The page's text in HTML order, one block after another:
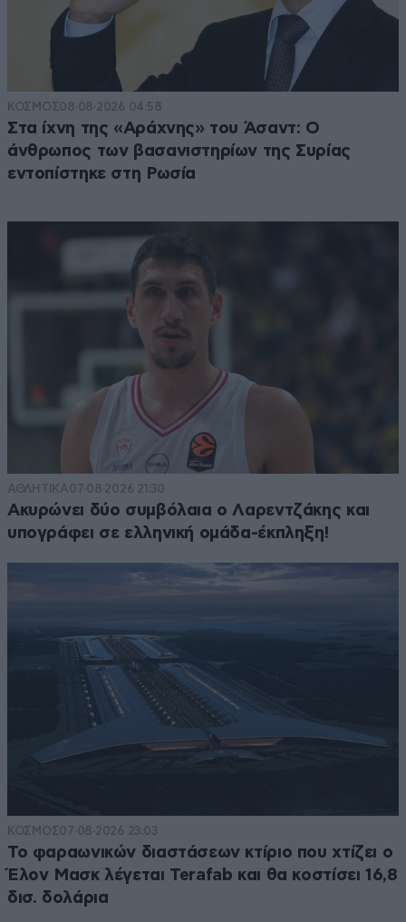
ΚΟΣΜΟΣ08·08·2026 04:58
Στα ίχνη της «Αράχνης» του Άσαντ: Ο
άνθρωπος των βασανιστηρίων της Συρίας
εντοπίστηκε στη Ρωσία
ΑΘΛΗΤΙΚΑ07·08·2026 21:30
Ακυρώνει δύο συμβόλαια ο Λαρεντζάκης και
υπογράφει σε ελληνική ομάδα-έκπληξη!
ΚΟΣΜΟΣ07·08·2026 23:03
Το φαραωνικών διαστάσεων κτίριο που χτίζει ο
Έλον Μασκ λέγεται Terafab και θα κοστίσει 16,8
δισ. δολάρια